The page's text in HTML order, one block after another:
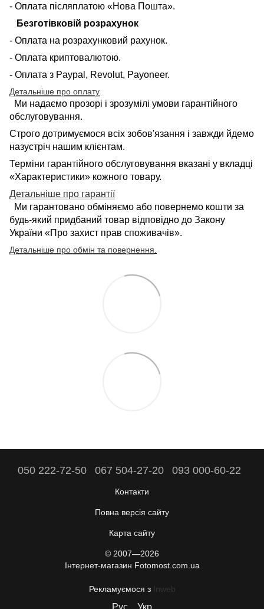
- Оплата післяплатою «Нова Пошта».
Безготівковій розрахунок
- Оплата на розрахунковий рахунок.
- Оплата криптовалютою.
- Оплата з Paypal, Revolut, Payoneer.
Детальніше про оплату
Ми надаємо прозорі і зрозумілі умови гарантійного
обслуговування.
Строго дотримуємося всіх зобов'язання і завжди йдемо
назустріч нашим клієнтам.
Терміни гарантійного обслуговування вказані у вкладці
«Характеристики» кожного товару.
Детальніше про гарантії
Ми гарантовано обміняємо або повернемо кошти за
будь-який придбаний товар відповідно до Закону
України «Про захист прав споживачів».
Детальніше про обмін та повернення
050 222-72-50 067 504-27-20 093 000-60-22
Контакти
Повна версія сайту
Карта сайту
© 2007—2026
Інтернет-магазин Fotomost.com.ua
Рекламуємося з Inweb
Рус Укр